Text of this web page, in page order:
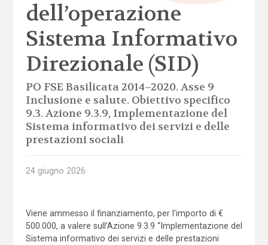
dell’operazione
Sistema Informativo
Direzionale (SID)
PO FSE Basilicata 2014–2020. Asse 9
Inclusione e salute. Obiettivo specifico
9.3. Azione 9.3.9, Implementazione del
Sistema informativo dei servizi e delle
prestazioni sociali
24 giugno 2026
Viene ammesso il finanziamento, per l’importo di €
500.000, a valere sull’Azione 9.3.9 “Implementazione del
Sistema informativo dei servizi e delle prestazioni